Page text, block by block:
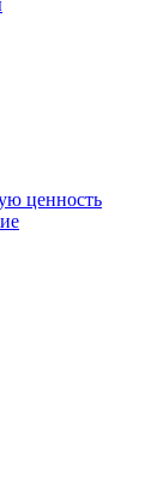
ценность